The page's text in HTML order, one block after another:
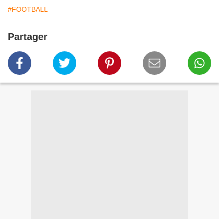
#FOOTBALL
Partager